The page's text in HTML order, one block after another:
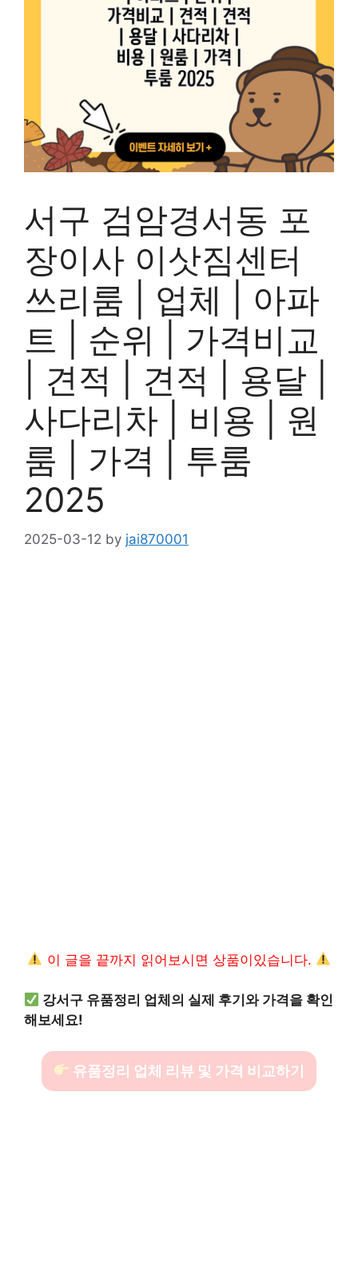
서구 검암경서동 포
장이사 이삿짐센터
쓰리룸 | 업체 | 아파
트 | 순위 | 가격비교
| 견적 | 견적 | 용달 |
사다리차 | 비용 | 원
룸 | 가격 | 투룸
2025
2025-03-12 by jai870001
이 글을 끝까지 읽어보시면 상품이있습니다.
강서구 유품정리 업체의 실제 후기와 가격을 확인
해보세요!
유품정리 업체 리뷰 및 가격 비교하기